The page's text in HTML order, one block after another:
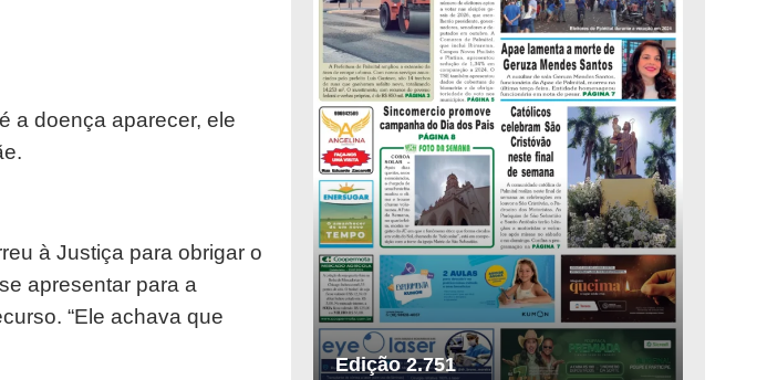
a doença aparecer, ele
à Justiça para obrigar o
apresentar para a
“Ele achava que
Edição 2.751